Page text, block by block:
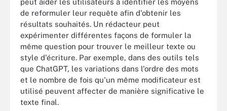
peut aider les utilisateurs à identifier les moyens
de reformuler leur requête afin d'obtenir les
résultats souhaités. Un rédacteur peut
expérimenter différentes façons de formuler la
même question pour trouver le meilleur texte ou
style d'écriture. Par exemple, dans des outils tels
que ChatGPT, les variations dans l'ordre des mots
et le nombre de fois qu'un même modificateur est
utilisé peuvent affecter de manière significative le
texte final.